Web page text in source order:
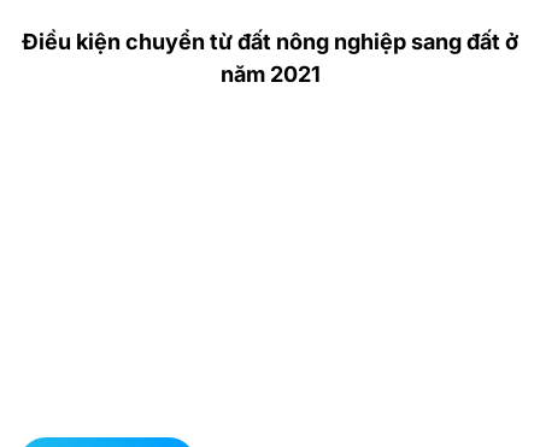
Điều kiện chuyển từ đất nông nghiệp sang đất ở
năm 2021